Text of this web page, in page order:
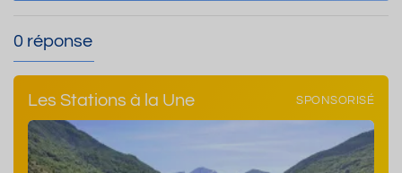
0 réponse
Les Stations à la Une SPONSORISÉ